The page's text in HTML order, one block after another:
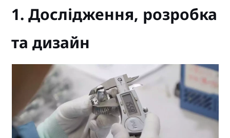
1. Дослідження, розробка
та дизайн